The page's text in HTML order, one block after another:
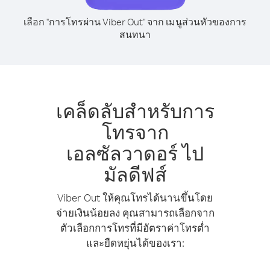
เลือก "การโทรผ่าน Viber Out" จาก เมนูส่วนหัวของการ
สนทนา
เคล็ดลับสำหรับการ
โทรจาก
เอลซัลวาดอร์ ไป
มัลดีฟส์
Viber Out ให้คุณโทรได้นานขึ้นโดย
จ่ายเงินน้อยลง คุณสามารถเลือกจาก
ตัวเลือกการโทรที่มีอัตราค่าโทรต่ำ
และยืดหยุ่นได้ของเรา: